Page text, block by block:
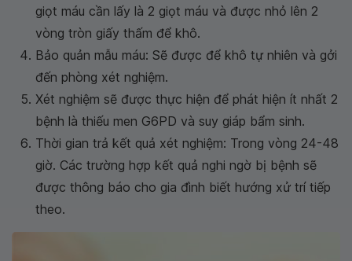
giọt máu cần lấy là 2 giọt máu và được nhỏ lên 2
vòng tròn giấy thấm để khô.
Bảo quản mẫu máu: Sẽ được để khô tự nhiên và gởi
đến phòng xét nghiệm.
Xét nghiệm sẽ được thực hiện để phát hiện ít nhất 2
bệnh là thiếu men G6PD và suy giáp bẩm sinh.
Thời gian trả kết quả xét nghiệm: Trong vòng 24-48
giờ. Các trường hợp kết quả nghi ngờ bị bệnh sẽ
được thông báo cho gia đình biết hướng xử trí tiếp
theo.